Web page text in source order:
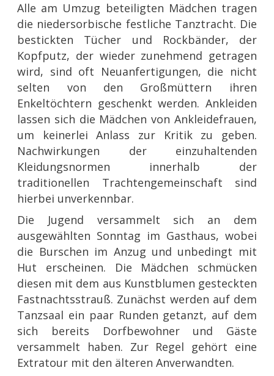
Alle am Umzug beteiligten Mädchen tragen
die niedersorbische festliche Tanztracht. Die
bestickten Tücher und Rockbänder, der
Kopfputz, der wieder zunehmend getragen
wird, sind oft Neuanfertigungen, die nicht
selten von den Großmüttern ihren
Enkeltöchtern geschenkt werden. Ankleiden
lassen sich die Mädchen von Ankleidefrauen,
um keinerlei Anlass zur Kritik zu geben.
Nachwirkungen der einzuhaltenden
Kleidungsnormen innerhalb der
traditionellen Trachtengemeinschaft sind
hierbei unverkennbar.
Die Jugend versammelt sich an dem
ausgewählten Sonntag im Gasthaus, wobei
die Burschen im Anzug und unbedingt mit
Hut erscheinen. Die Mädchen schmücken
diesen mit dem aus Kunstblumen gesteckten
Fastnachtsstrauß. Zunächst werden auf dem
Tanzsaal ein paar Runden getanzt, auf dem
sich bereits Dorfbewohner und Gäste
versammelt haben. Zur Regel gehört eine
Extratour mit den älteren Anverwandten.